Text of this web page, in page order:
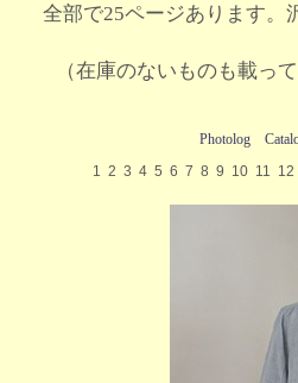
全部で25ページあります。
（在庫のないものも載っ
Photolog
1 2 3 4 5 6 7 8 9 10 11 12